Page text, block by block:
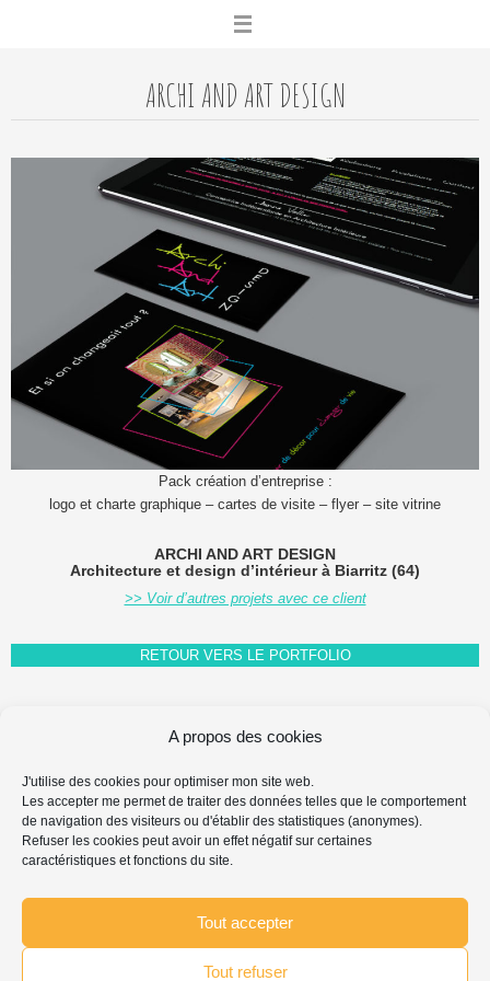
A propos des cookies
J'utilise des cookies pour optimiser mon site web.
Les accepter me permet de traiter des données telles que le comportement
de navigation des visiteurs ou d'établir des statistiques (anonymes).
Refuser les cookies peut avoir un effet négatif sur certaines
caractéristiques et fonctions du site.
Tout accepter
Tout refuser
ARCHI AND ART DESIGN
Pack création d’entreprise :
logo et charte graphique – cartes de visite – flyer – site vitrine
ARCHI AND ART DESIGN
Architecture et design d’intérieur à Biarritz (64)
>> Voir d’autres projets avec ce client
RETOUR VERS LE PORTFOLIO
MENTIONS LÉGALES & PROPRIÉTÉ INTELLECTUELLE
PROTECTION DES DONNÉES PERSONNELLES
POLITIQUE DE COOKIES
Chercher